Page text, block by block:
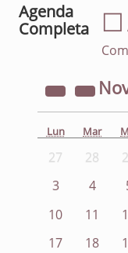
Agenda
Completa
☐
Lun Mar
27 28
3
4
10
11
17
18